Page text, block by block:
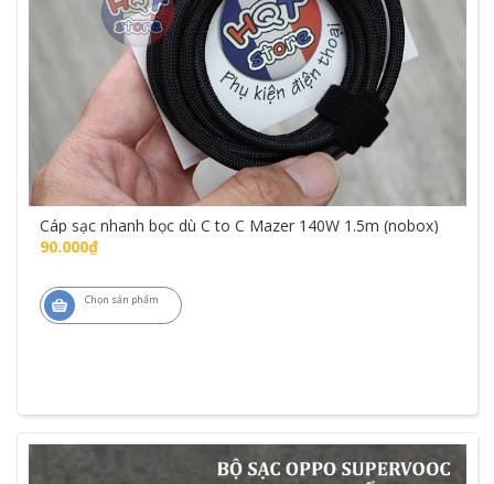
Cáp sạc nhanh bọc dù C to C Mazer 140W 1.5m (nobox)
90.000₫
Chọn sản phẩm